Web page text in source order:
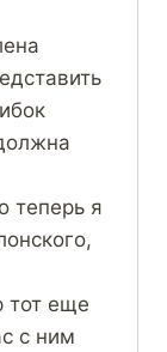
теперь я
тот еще
с ним